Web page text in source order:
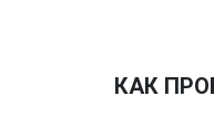
КАК